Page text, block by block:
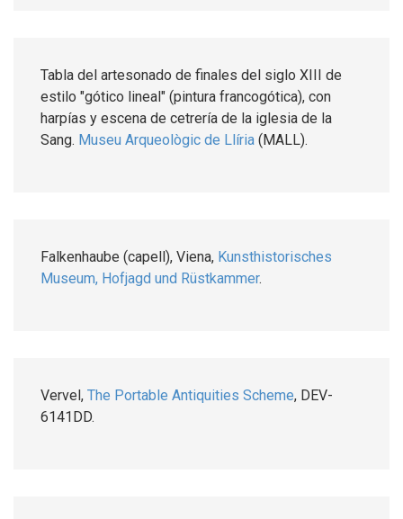
Tabla del artesonado de finales del siglo XIII de
estilo "gótico lineal" (pintura francogótica), con
harpías y escena de cetrería de la iglesia de la
Sang. Museu Arqueològic de Llíria (MALL).
Falkenhaube (capell), Viena, Kunsthistorisches
Museum, Hofjagd und Rüstkammer.
Vervel, The Portable Antiquities Scheme, DEV-
6141DD.